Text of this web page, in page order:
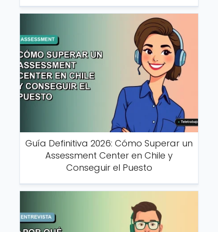
Guía Definitiva 2026: Cómo Superar un
Assessment Center en Chile y
Conseguir el Puesto